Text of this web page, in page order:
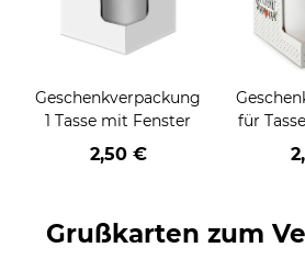
Geschenkverpackung
1 Tasse mit Fenster
2,50 €
für
Grußkarten zum